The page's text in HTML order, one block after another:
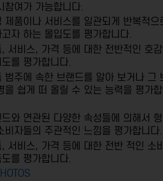
여가 가능합니다.
제품이나 서비스를 일관되게 반복적으
고자 하는 몰입도를 평가합니다.
, 서비스, 가격 등에 대한 전반적인 호
를 평가합니다.
범주에 속한 브랜드를 알아 보거나 그
을 쉽게 떠 올릴 수 있는 능력을 평가
드와 연관된 다양한 속성들에 의해서
비자들의 주관적인 느낌을 평가합니다.
, 서비스, 가격 등에 대한 전반 적인 소
를 평가합니다.